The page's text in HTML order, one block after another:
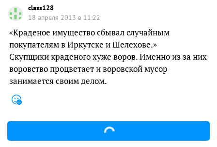
class128
18 апреля 2013 в 11:22
«Краденое имущество сбывал случайным
покупателям в Иркутске и Шелехове.»
Скупщики краденого хуже воров. Именно из за них
воровство процветает и воровской мусор
занимается своим делом.